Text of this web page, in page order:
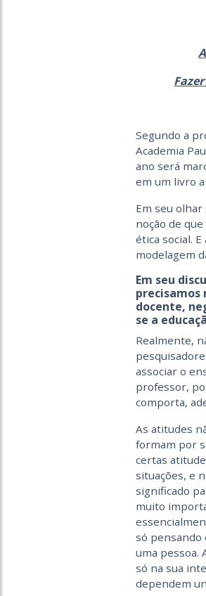
Segundo a
Academia
ano será
em um livro
Em seu
noção de
ética social.
modelagem
Em seu
precisamos
docente,
se a
Realmente,
associar o
professor,
comporta,
As atitudes
formam por
certas
situações, e
significado
muito
só pensando
uma pessoa.
só na sua
dependem